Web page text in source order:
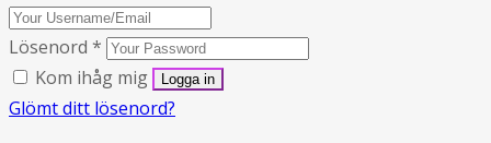
Lösenord *
Kom ihåg mig
Glömt ditt lösenord?